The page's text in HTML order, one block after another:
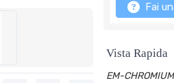
Fai
Vista Rapida
EM-CHROMIUM